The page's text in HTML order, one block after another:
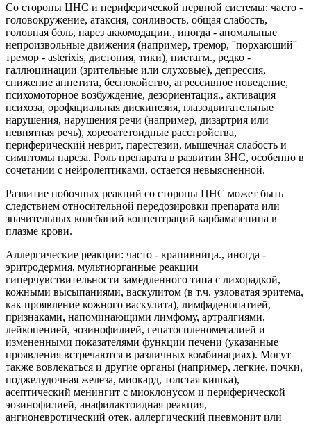
Со стороны ЦНС и периферической нервной системы: часто -
головокружение, атаксия, сонливость, общая слабость,
головная боль, парез аккомодации., иногда - аномальные
непроизвольные движения (например, тремор, ''порхающий''
тремор - asterixis, дистония, тики), нистагм., редко -
галлюцинации (зрительные или слуховые), депрессия,
снижение аппетита, беспокойство, агрессивное поведение,
психомоторное возбуждение, дезориентация., активация
психоза, орофациальная дискинезия, глазодвигательные
нарушения, нарушения речи (например, дизартрия или
невнятная речь), хореоатетоидные расстройства,
периферический неврит, парестезии, мышечная слабость и
симптомы пареза. Роль препарата в развитии ЗНС, особенно в
сочетании с нейролептиками, остается невыясненной.
Развитие побочных реакций со стороны ЦНС может быть
следствием относительной передозировки препарата или
значительных колебаний концентраций карбамазепина в
плазме крови.
Аллергические реакции: часто - крапивница., иногда -
эритродермия, мультиорганные реакции
гиперчувствительности замедленного типа с лихорадкой,
кожными высыпаниями, васкулитом (в т.ч. узловатая эритема,
как проявление кожного васкулита), лимфаденопатией,
признаками, напоминающими лимфому, артралгиями,
лейкопенией, эозинофилией, гепатоспленомегалией и
измененными показателями функции печени (указанные
проявления встречаются в различных комбинациях). Могут
также вовлекаться и другие органы (например, легкие, почки,
поджелудочная железа, миокард, толстая кишка),
асептический менингит с миоклонусом и периферической
эозинофилией, анафилактоидная реакция,
ангионевротический отек, аллергический пневмонит или